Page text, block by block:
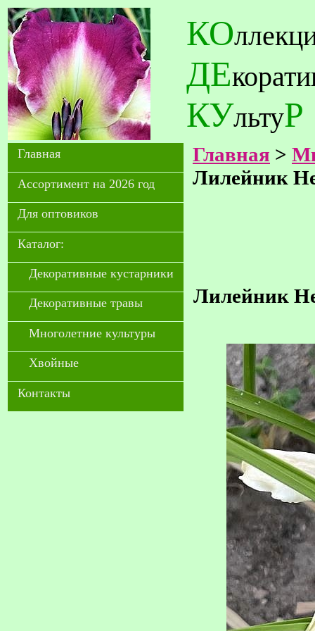
КО
ДЕ
КУльтуР
Главная
Ассортимент на 2026 год
Для оптовиков
Каталог:
Декоративные кустарники
Декоративные травы
Многолетние культуры
Хвойные
Контакты
Главная >
Лилейник
Лилейник